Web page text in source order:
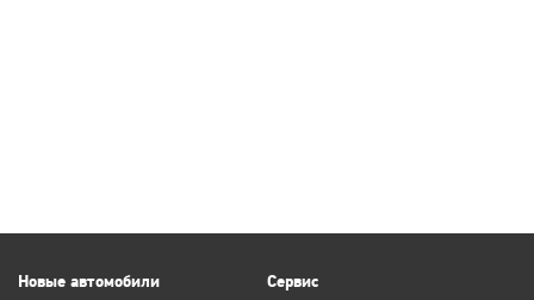
Новые автомобили
Сервис